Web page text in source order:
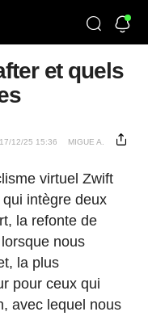
et quels
17/12/25 15:36 MIGUE A.
virtuel Zwift
intègre deux
la refonte de
nous
la plus
pour ceux qui
avec lequel nous